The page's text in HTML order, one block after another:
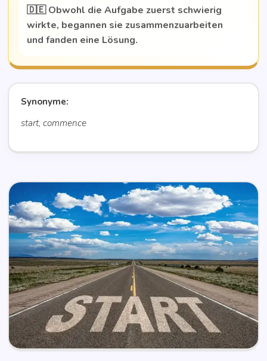
🇩🇪 Obwohl die Auf­ga­be zuerst schwie­rig
wirk­te, began­nen sie zusam­men­zu­ar­bei­ten
und fan­den eine Lösung.
Synonyme:
start, commence